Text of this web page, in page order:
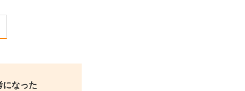
になった